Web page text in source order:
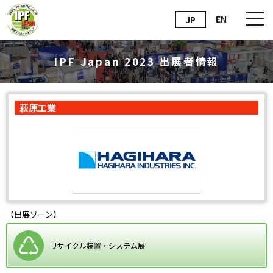
JP EN
IPF Japan 2023 出展者情報
萩原工業
【出展ゾーン】
リサイクル装置・システム展